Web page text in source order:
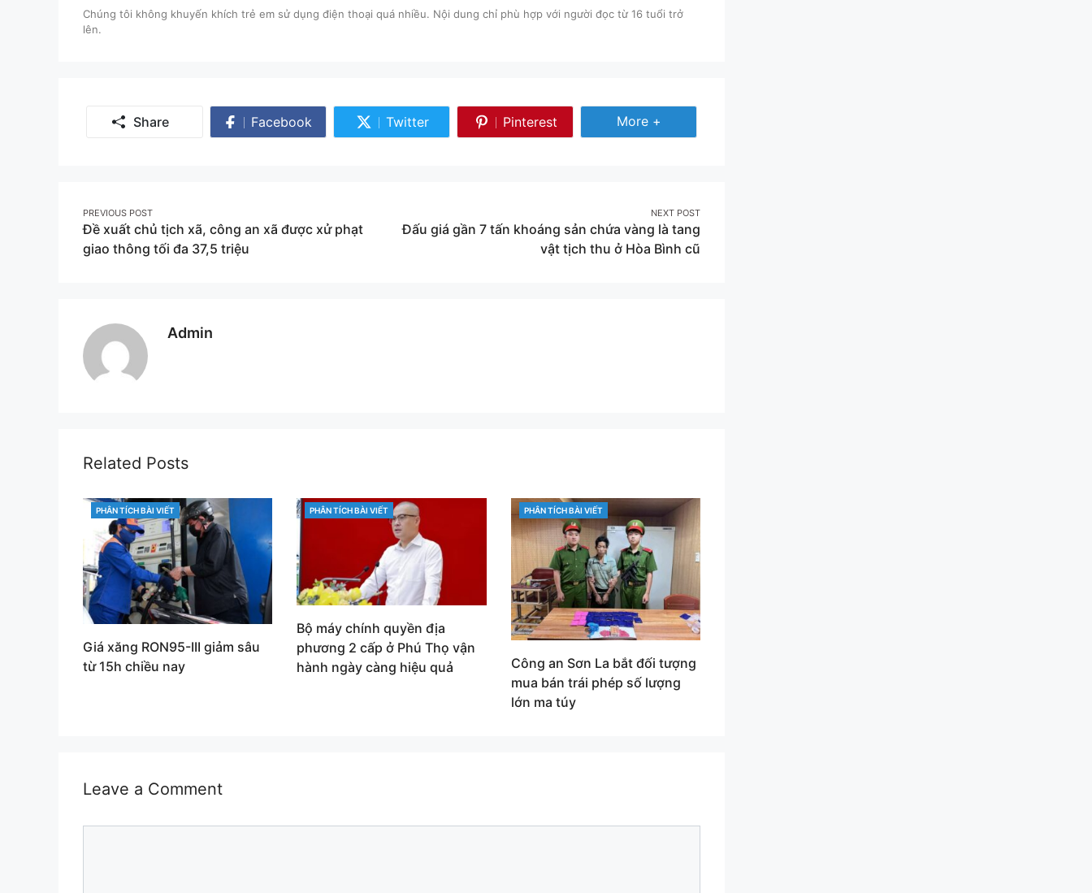
Chúng tôi không khuyến khích trẻ em sử dụng điện thoại quá nhiều. Nội dung chỉ phù hợp với người đọc từ 16 tuổi trở
lên.
Share Facebook
Share
Twitter
Share
Pinterest
Share
Share More
More +
Post
navigation
PREVIOUS POST
Đề xuất chủ tịch xã, công an xã được xử phạt
giao thông tối đa 37,5 triệu
NEXT POST
Đấu giá gần 7 tấn khoáng sản chứa vàng là tang
vật tịch thu ở Hòa Bình cũ
Admin
Related Posts
CATEGORIES
PHÂN TÍCH BÀI VIẾT
Giá xăng RON95-III giảm sâu
từ 15h chiều nay
CATEGORIES
PHÂN TÍCH BÀI VIẾT
Bộ máy chính quyền địa
phương 2 cấp ở Phú Thọ vận
hành ngày càng hiệu quả
CATEGORIES
PHÂN TÍCH BÀI VIẾT
Công an Sơn La bắt đối tượng
mua bán trái phép số lượng
lớn ma túy
Leave a Comment